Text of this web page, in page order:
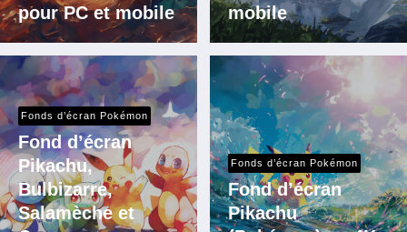
pour PC et mobile
mobile
Fonds d’écran Pokémon
Fond d’écran
Pikachu,
Bulbizarre,
Salamèche et
Fonds d’écran Pokémon
Fond d’écran
Pikachu